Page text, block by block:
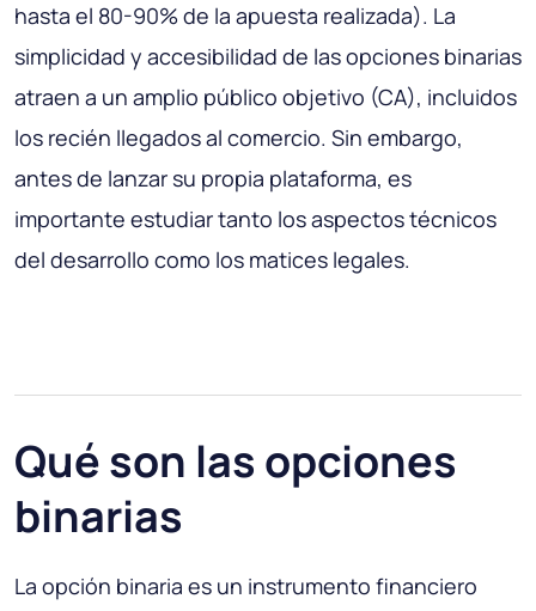
hasta el 80-90% de la apuesta realizada). La
simplicidad y accesibilidad de las opciones binarias
atraen a un amplio público objetivo (CA), incluidos
los recién llegados al comercio. Sin embargo,
antes de lanzar su propia plataforma, es
importante estudiar tanto los aspectos técnicos
del desarrollo como los matices legales.
Qué son las opciones
binarias
La opción binaria es un instrumento financiero